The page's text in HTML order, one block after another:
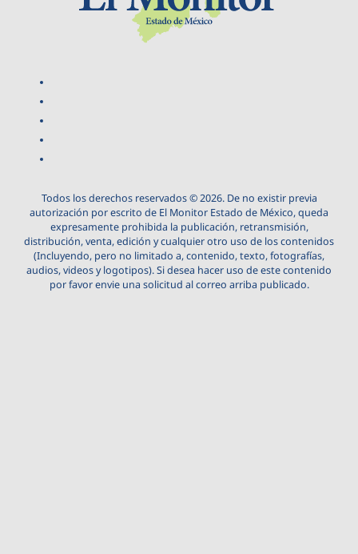
Todos los derechos reservados © 2026. De no existir previa
autorización por escrito de El Monitor Estado de México, queda
expresamente prohibida la publicación, retransmisión,
distribución, venta, edición y cualquier otro uso de los contenidos
(Incluyendo, pero no limitado a, contenido, texto, fotografías,
audios, videos y logotipos). Si desea hacer uso de este contenido
por favor envie una solicitud al correo arriba publicado.